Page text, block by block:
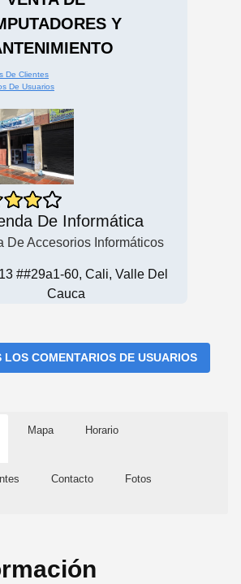
Y
De Clientes
De Usuarios
De Informática
De Accesorios Informáticos
##29a1-60, Cali, Valle Del
Cauca
LOS COMENTARIOS DE USUARIOS
Mapa Horario
Contacto Fotos